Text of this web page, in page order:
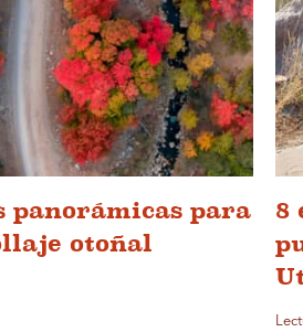
panorámicas para
otoñal
8